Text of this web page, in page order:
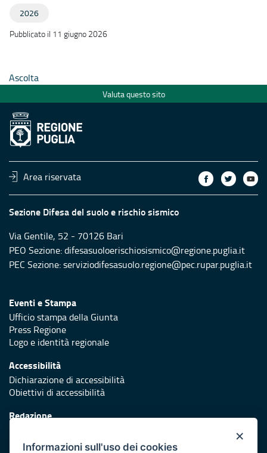
2026
Pubblicato il 11 giugno 2026
Ascolta
Valuta questo sito
Area riservata
Sezione Difesa del suolo e rischio sismico
Via Gentile, 52 - 70126 Bari
PEO Sezione: difesasuoloerischiosismico@regione.puglia.it
PEC Sezione: serviziodifesasuolo.regione@pec.rupar.puglia.it
Eventi e Stampa
Ufficio stampa della Giunta
Press Regione
Logo e identità regionale
Accessibilità
Dichiarazione di accessibilità
Obiettivi di accessibilità
Redazione
×
Informazioni sull'uso dei cookies